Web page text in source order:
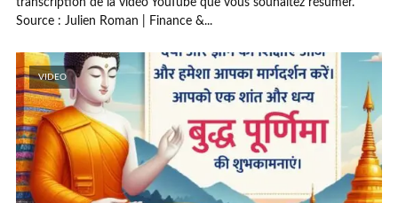
transcription de la vidéo YouTube que vous souhaitez résumer.
Source : Julien Roman | Finance &...
VIDEO